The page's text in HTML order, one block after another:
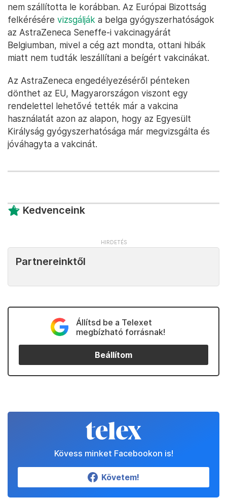
nem szállította le korábban. Az Európai Bizottság
felkérésére vizsgálják a belga gyógyszerhatóságok
az AstraZeneca Seneffe-i vakcinagyárát
Belgiumban, mivel a cég azt mondta, ottani hibák
miatt nem tudták leszállítani a beígért vakcinákat.
Az AstraZeneca engedélyezéséről pénteken
dönthet az EU, Magyarországon viszont egy
rendelettel lehetővé tették már a vakcina
használatát azon az alapon, hogy az Egyesült
Királyság gyógyszerhatósága már megvizsgálta és
jóváhagyta a vakcinát.
Kedvenceink
Partnereinktől
Állítsd be a Telexet
megbízható forrásnak!
Beállítom
Kövess minket Facebookon is!
Követem!